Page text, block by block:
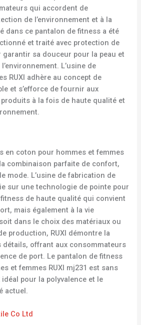
qui accordent de
de l’environnement et à la
dans ce pantalon de fitness a été
et traité avec protection de
garantir sa douceur pour la peau et
L’usine de
RUXI adhère au concept de
et s’efforce de fournir aux
à la fois de haute qualité et
en coton pour hommes et femmes
la combinaison parfaite de confort,
mode. L’usine de fabrication de
sur une technologie de pointe pour
de haute qualité qui convient
mais également à la vie
dans le choix des matériaux ou
production, RUXI démontre la
détails, offrant aux consommateurs
de port. Le pantalon de fitness
et femmes RUXI mj231 est sans
pour la polyvalence et le
actuel.
Co Ltd